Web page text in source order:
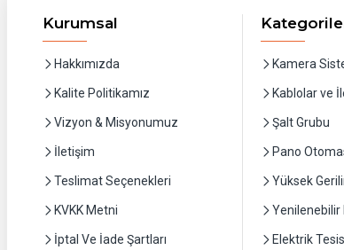
Kurumsal
Hakkımızda
Kalite Politikamız
Vizyon & Misyonumuz
İletişim
Teslimat Seçenekleri
KVKK Metni
İptal Ve İade Şartları
Kamera
Kablolar ve
Şalt Grubu
Pano
Yüksek
Yenilenebilir
Elektrik